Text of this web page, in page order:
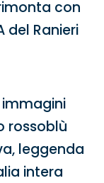
con
del Ranieri
rossoblù
leggenda
intera